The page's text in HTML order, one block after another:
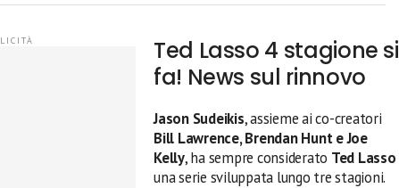
Ted Lasso 4 stagione si
fa! News sul rinnovo
Jason Sudeikis, assieme ai co-creatori
Bill Lawrence, Brendan Hunt e Joe
Kelly, ha sempre considerato Ted Lasso
una serie sviluppata lungo tre stagioni.